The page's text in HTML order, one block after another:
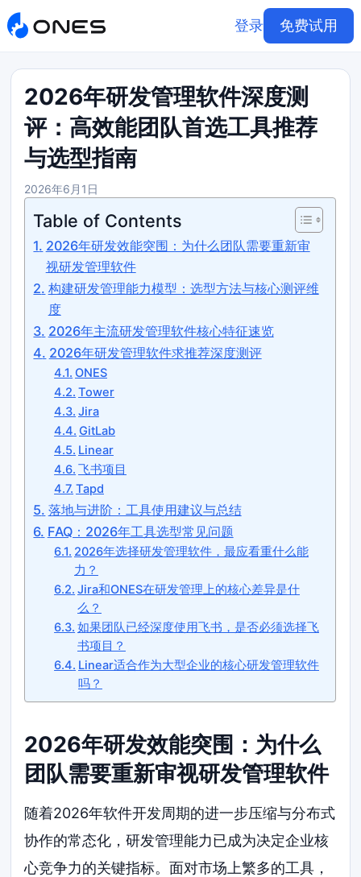
登录 免费试用
2026年研发管理软件深度测
评：高效能团队首选工具推荐
与选型指南
2026年6月1日
Table of Contents
2026年研发效能突围：为什么团队需要重新审
视研发管理软件
构建研发管理能力模型：选型方法与核心测评维
度
2026年主流研发管理软件核心特征速览
2026年研发管理软件求推荐深度测评
ONES
Tower
Jira
GitLab
Linear
飞书项目
Tapd
落地与进阶：工具使用建议与总结
FAQ：2026年工具选型常见问题
2026年选择研发管理软件，最应看重什么能
力？
Jira和ONES在研发管理上的核心差异是什
么？
如果团队已经深度使用飞书，是否必须选择飞
书项目？
Linear适合作为大型企业的核心研发管理软件
吗？
2026年研发效能突围：为什么
团队需要重新审视研发管理软件
随着2026年软件开发周期的进一步压缩与分布式
协作的常态化，研发管理能力已成为决定企业核
心竞争力的关键指标。面对市场上繁多的工具，